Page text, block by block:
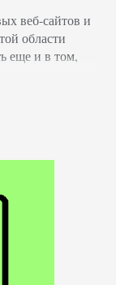
веб-сайтов и
области
еще и в том,
на стадии
все с
Он…